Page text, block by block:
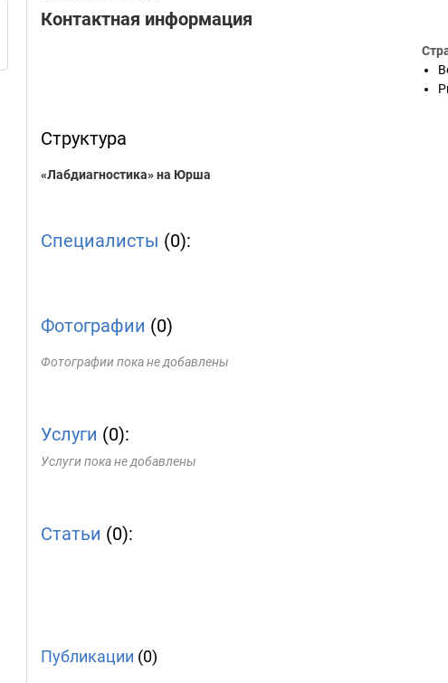
Контактная информация
Структура
«Лабдиагностика» на Юрша
Специалисты (0):
Фотографии (0)
Фотографии пока не добавлены
Услуги (0):
Услуги пока не добавлены
Статьи (0):
Публикации (0)